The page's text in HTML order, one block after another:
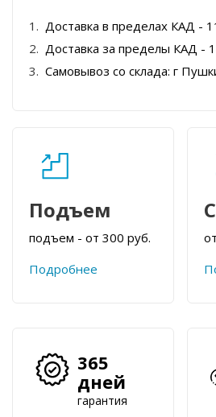
Доставка в пределах КАД -
Доставка за пределы КАД -
Самовывоз со склада: г
Подъем
подъем - от 300 руб.
Подробнее
365
дней
гарантия